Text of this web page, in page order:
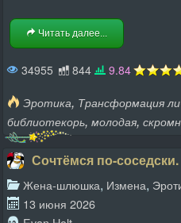
Читать далее...
34955 844 9.84
Эротика, Трансформация
библиотекорь, молодая,
Сочтёмся по-соседски.
Жена-шлюшка, Измена,
13 июня 2026